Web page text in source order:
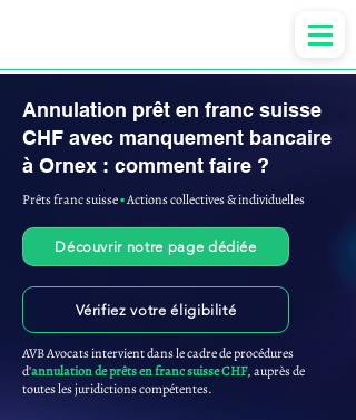
Annulation prêt en franc suisse
CHF avec manquement bancaire
à Ornex : comment faire ?
Prêts franc suisse▪︎Actions collectives & individuelles
Découvrir notre page dédiée
Vérifiez votre éligibilité
AVB Avocats intervient dans le cadre de procédures
d'annulation de prêts en franc suisse CHF, auprès de
toutes les juridictions compétentes.